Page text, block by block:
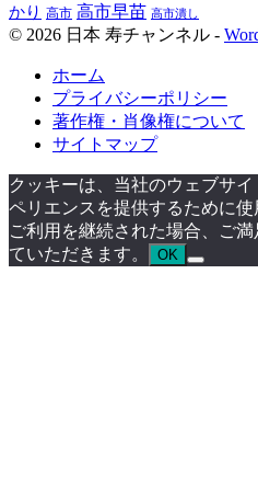
かり 高市 高市早苗 高市潰し
© 2026 日本 寿チャンネル -
ホーム
プライバシーポリシー
著作権・肖像権について
サイトマップ
クッキーは、当社のウェブサ
ペリエンスを提供するために
ご利用を継続された場合、ご
ていただきます。
OK